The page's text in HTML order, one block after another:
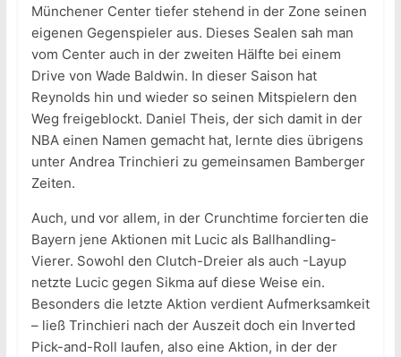
Münchener Center tiefer stehend in der Zone seinen
eigenen Gegenspieler aus. Dieses Sealen sah man
vom Center auch in der zweiten Hälfte bei einem
Drive von Wade Baldwin. In dieser Saison hat
Reynolds hin und wieder so seinen Mitspielern den
Weg freigeblockt. Daniel Theis, der sich damit in der
NBA einen Namen gemacht hat, lernte dies übrigens
unter Andrea Trinchieri zu gemeinsamen Bamberger
Zeiten.
Auch, und vor allem, in der Crunchtime forcierten die
Bayern jene Aktionen mit Lucic als Ballhandling-
Vierer. Sowohl den Clutch-Dreier als auch -Layup
netzte Lucic gegen Sikma auf diese Weise ein.
Besonders die letzte Aktion verdient Aufmerksamkeit
– ließ Trinchieri nach der Auszeit doch ein Inverted
Pick-and-Roll laufen, also eine Aktion, in der der